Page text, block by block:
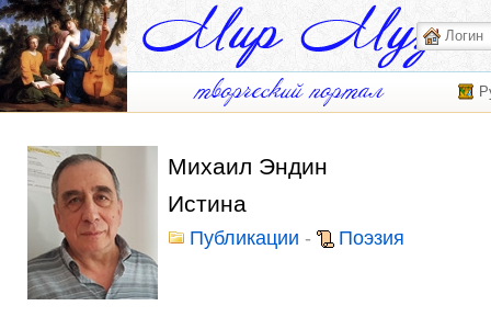
Михаил Эндин
Истина
Публикации - Поэзия